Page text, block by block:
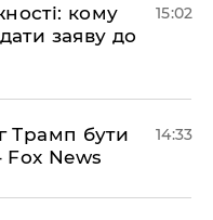
кому
заяву до
15:02
Трамп бути
Fox News
14:33